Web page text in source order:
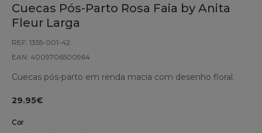
Cuecas Pós-Parto Rosa Faia by Anita
Fleur Larga
REF: 1355-001-42
EAN: 4009706500964
Cuecas pós-parto em renda macia com desenho floral.
29.95€
Cor